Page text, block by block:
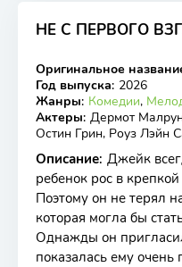
НЕ С ПЕРВОГО
WEB-DL
5.33
Оригинальное
Год выпуска: 2026
Жанры: Комедии,
Актеры: Дермот
Остин Грин, Роуз Лэйн
Описание: Джейк
ребенок рос в
Поэтому он не терял
которая могла бы
Однажды он
показалась ему очень